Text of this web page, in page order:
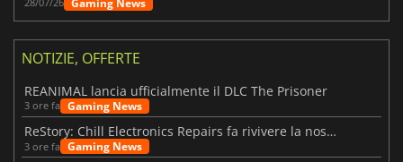
NOTIZIE, OFFERTE
REANIMAL lancia ufficialmente il DLC The Prisoner
3 ore fa Gaming News
ReStory: Chill Electronics Repairs fa rivivere la nostalgia degli anni 2000
3 ore fa Gaming News